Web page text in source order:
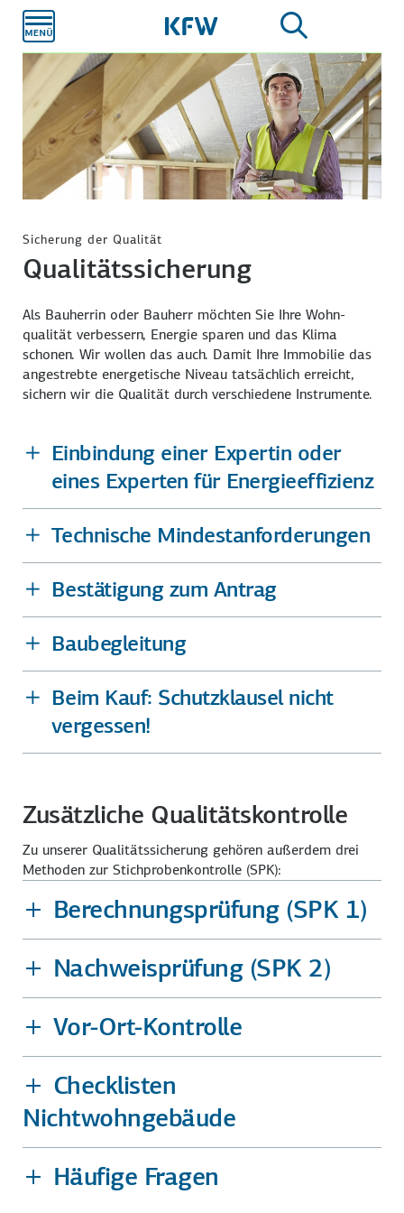
Hauptinhalt
Sicherung der Qualität
Qualitätssicherung
Als Bauherrin oder Bauherr möchten Sie Ihre Wohn­
qualität verbessern, Energie sparen und das Klima
schonen. Wir wollen das auch. Damit Ihre Immo­bilie das
ange­strebte ener­getische Niveau tatsäch­lich erreicht,
sichern wir die Qualität durch verschie­dene Instru­mente.
Einbindung einer Expertin oder
eines Experten für Energieeffizienz
Technische Mindest­anforderungen
Bestätigung zum Antrag
Baubegleitung
Beim Kauf: Schutzklausel nicht
vergessen!
Zusätzliche Qualitätskontrolle
Zu unserer Qualitäts­sicherung gehören außerdem drei
Methoden zur Stichproben­kontrolle (SPK):
Berechnungsprüfung (SPK 1)
Nachweisprüfung (SPK 2)
Vor-Ort-Kontrolle
Checklisten
Nichtwohngebäude
Häufige Fragen